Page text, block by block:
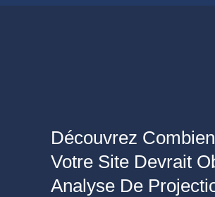
Découvrez
Votre Site Devrait
Analyse De